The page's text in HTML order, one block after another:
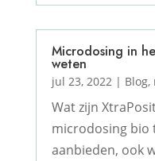
Microdosing in
weten
jul 23, 2022| Blog,
Wat zijn
microdosing bio
aanbieden, ook